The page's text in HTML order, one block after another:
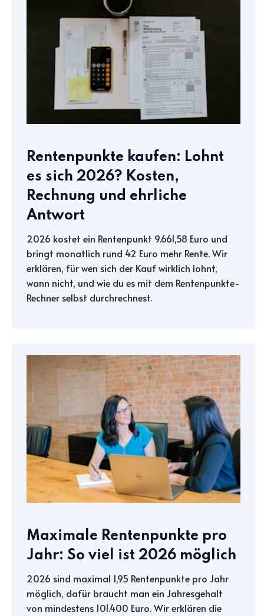
Rentenpunkte kaufen: Lohnt
es sich 2026? Kosten,
Rechnung und ehrliche
Antwort
2026 kostet ein Rentenpunkt 9.661,58 Euro und
bringt monatlich rund 42 Euro mehr Rente. Wir
erklären, für wen sich der Kauf wirklich lohnt,
wann nicht, und wie du es mit dem Rentenpunkte-
Rechner selbst durchrechnest.
Maximale Rentenpunkte pro
Jahr: So viel ist 2026 möglich
2026 sind maximal 1,95 Rentenpunkte pro Jahr
möglich, dafür braucht man ein Jahresgehalt
von mindestens 101.400 Euro. Wir erklären die